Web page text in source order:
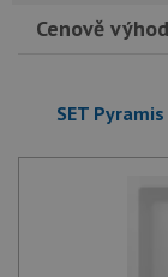
Cenově
SET